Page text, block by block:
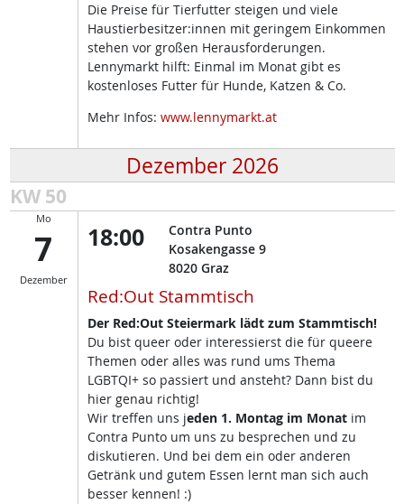
Die Preise für Tierfutter steigen und viele
Haustierbesitzer:innen mit geringem Einkommen
stehen vor großen Herausforderungen.
Lennymarkt hilft: Einmal im Monat gibt es
kostenloses Futter für Hunde, Katzen & Co.
Mehr Infos: www.lennymarkt.at
Dezember 2026
KW 50
Mo
7
Dezember
18:00
Contra Punto
Kosakengasse 9
8020 Graz
Red:Out Stammtisch
Der Red:Out Steiermark lädt zum Stammtisch!
Du bist queer oder interessierst die für queere
Themen oder alles was rund ums Thema
LGBTQI+ so passiert und ansteht? Dann bist du
hier genau richtig!
Wir treffen uns jeden 1. Montag im Monat im
Contra Punto um uns zu besprechen und zu
diskutieren. Und bei dem ein oder anderen
Getränk und gutem Essen lernt man sich auch
besser kennen! :)